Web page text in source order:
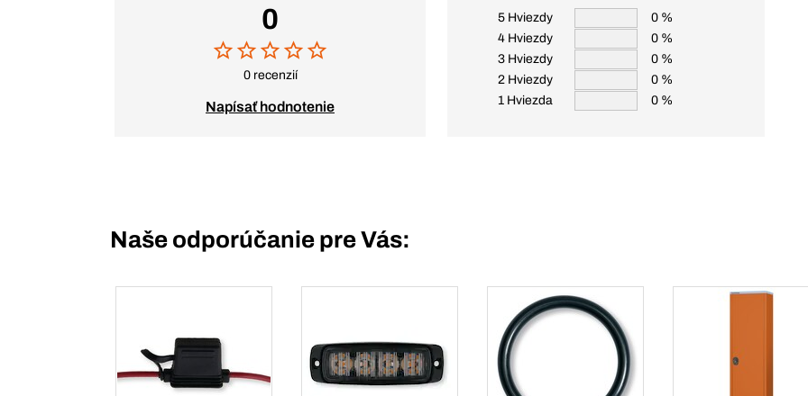
0
0 recenzií
Napísať hodnotenie
5 Hviezdy
0 %
4 Hviezdy
0 %
3 Hviezdy
0 %
2 Hviezdy
0 %
1 Hviezda
0 %
Naše odporúčanie pre Vás: